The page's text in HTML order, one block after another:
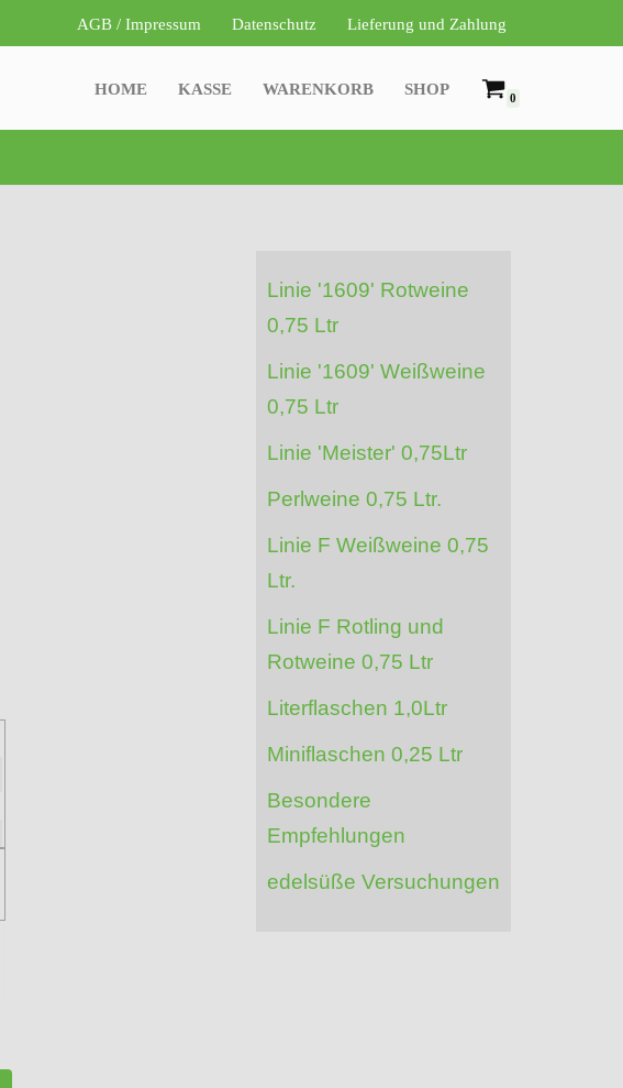
AGB / Impressum Datenschutz Lieferung und Zahlung
HOME KASSE WARENKORB SHOP
0
Linie '1609' Rotweine
0,75 Ltr
Linie '1609' Weißweine
0,75 Ltr
Linie 'Meister' 0,75Ltr
Perlweine 0,75 Ltr.
Linie F Weißweine 0,75
Ltr.
Linie F Rotling und
Rotweine 0,75 Ltr
Literflaschen 1,0Ltr
Miniflaschen 0,25 Ltr
Besondere
Empfehlungen
edelsüße Versuchungen